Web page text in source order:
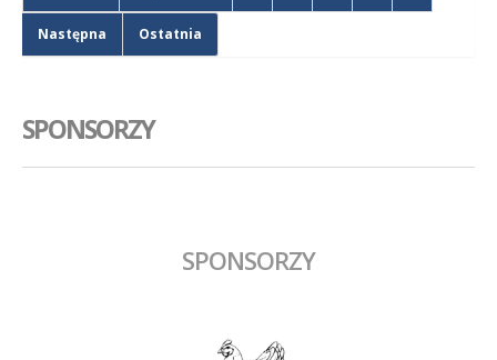
Następna Ostatnia
SPONSORZY
SPONSORZY